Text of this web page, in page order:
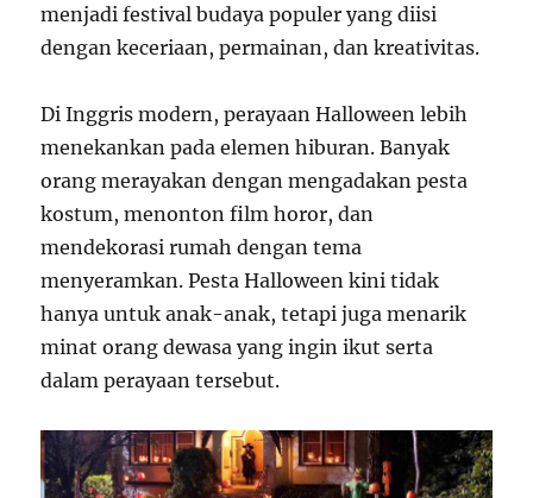
menjadi festival budaya populer yang diisi
dengan keceriaan, permainan, dan kreativitas.
Di Inggris modern, perayaan Halloween lebih
menekankan pada elemen hiburan. Banyak
orang merayakan dengan mengadakan pesta
kostum, menonton film horor, dan
mendekorasi rumah dengan tema
menyeramkan. Pesta Halloween kini tidak
hanya untuk anak-anak, tetapi juga menarik
minat orang dewasa yang ingin ikut serta
dalam perayaan tersebut.